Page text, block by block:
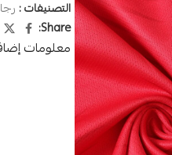
التصنيفات :
Share:
معلومات